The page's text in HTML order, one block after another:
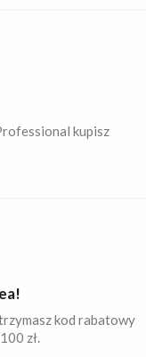
kupisz
kod rabatowy
zł.